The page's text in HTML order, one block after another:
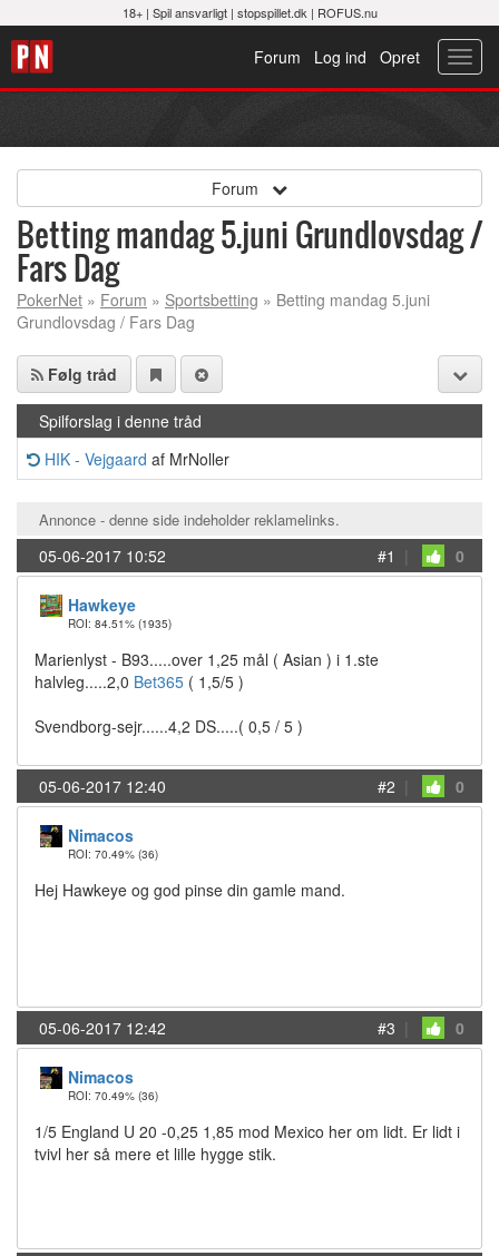
18+ | Spil ansvarligt| stopspillet.dk | ROFUS.nu
Opret
Log ind
Forum
Forum
Betting mandag 5.juni Grundlovsdag /
Fars Dag
PokerNet » Forum » Sportsbetting » Betting mandag 5.juni
Grundlovsdag / Fars Dag
Følg tråd
Spilforslag i denne tråd
HIK - Vejgaard af MrNoller
Annonce - denne side indeholder reklamelinks.
05-06-2017 10:52 #1 | 0
Hawkeye
ROI: 84.51% (1935)
Marienlyst - B93.....over 1,25 mål ( Asian ) i 1.ste
halvleg.....2,0 Bet365 ( 1,5/5 )
Svendborg-sejr......4,2 DS.....( 0,5 / 5 )
05-06-2017 12:40 #2 | 0
Nimacos
ROI: 70.49% (36)
Hej Hawkeye og god pinse din gamle mand.
05-06-2017 12:42 #3 | 0
Nimacos
ROI: 70.49% (36)
1/5 England U 20 -0,25 1,85 mod Mexico her om lidt. Er lidt i
tvivl her så mere et lille hygge stik.